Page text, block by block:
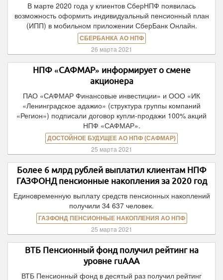
В марте 2020 года у клиентов СберНПФ появилась
возможность оформить индивидуальный пенсионный план
(ИПП) в мобильном приложении СберБанк Онлайн.
СБЕРБАНКА АО НПФ
26 марта 2021
НПФ «САФМАР» информирует о смене
акционера
ПАО «САФМАР Финансовые инвестиции» и ООО «ИК
«Ленинградское адажио» (структура группы компаний
«Регион») подписали договор купли-продажи 100% акций
НПФ «САФМАР».
ДОСТОЙНОЕ БУДУЩЕЕ АО НПФ (САФМАР)
25 марта 2021
Более 6 млрд рублей выплатил клиентам НПФ
ГАЗФОНД пенсионные накопления за 2020 год
Единовременную выплату средств пенсионных накоплений
получили 34 637 человек.
ГАЗФОНД ПЕНСИОННЫЕ НАКОПЛЕНИЯ АО НПФ
25 марта 2021
ВТБ Пенсионный фонд получил рейтинг на
уровне ruAAА
ВТБ Пенсионный фонд в десятый раз получил рейтинг